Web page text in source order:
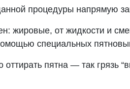
процедуры напрямую
жировые, от жидкости и
специальных
пятна — так грязь